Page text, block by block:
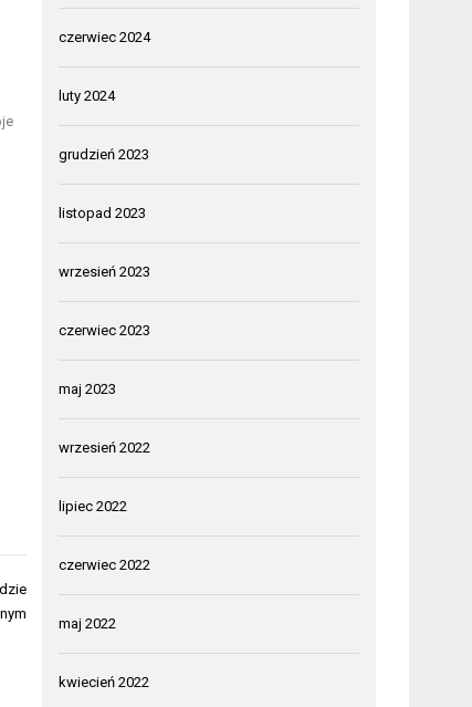
czerwiec 2024
luty 2024
grudzień 2023
listopad 2023
wrzesień 2023
czerwiec 2023
maj 2023
wrzesień 2022
lipiec 2022
czerwiec 2022
maj 2022
kwiecień 2022